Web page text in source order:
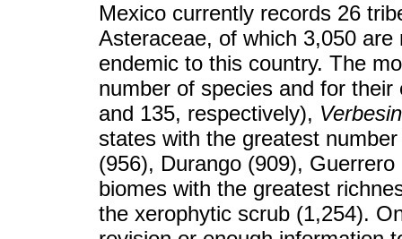
Mexico currently records 26
Asteraceae, of which 3,050
endemic to this country. The
number of species and for
and 135, respectively),
states with the greatest
(956), Durango (909),
biomes with the greatest
the xerophytic scrub (1,254).